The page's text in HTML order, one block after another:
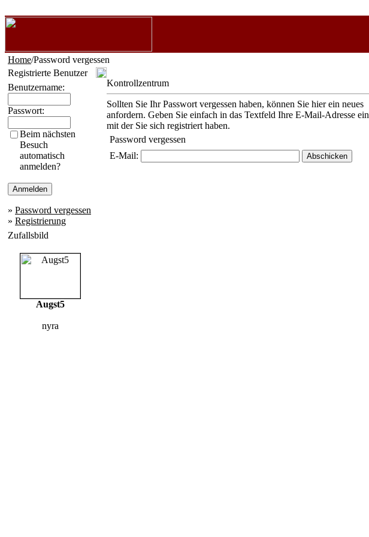
Home/Password vergessen
Registrierte Benutzer
Benutzername:
Passwort:
Beim nächsten
Besuch
automatisch
anmelden?
» Password vergessen
» Registrierung
Zufallsbild
Augst5
nyra
Kontrollzentrum
Sollten Sie Ihr Passwort vergessen haben, können Sie hier ein neues
anfordern. Geben Sie einfach in das Textfeld Ihre E-Mail-Adresse ein
mit der Sie sich registriert haben.
Password vergessen
E-Mail: